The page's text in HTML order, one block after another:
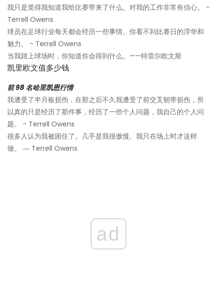
我只是觉得我知道我给比赛带来了什么。对我的工作非常有信心。 -
Terrell Owens
球员在足球行业每天都会经历一些事情。你看不到比赛日的浮华和
魅力。 - Terrell Owens
当我踏上球场时，你知道你会得到什么。——特雷尔欧文斯
凯里欧文值多少钱
前 98 名哈里凯恩行情
我遭受了半月板损伤，在那之后不久我遭受了前交叉韧带损伤，所
以真的只是经历了那件事，经历了一些个人问题，我自己的个人问
题。 - Terrell Owens
很多人认为我被困住了。几乎是我很傲慢。我只在场上时才这样
做。 ― Terrell Owens
ad